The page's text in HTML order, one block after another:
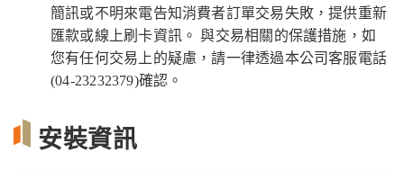
簡訊或不明來電告知消費者訂單交易失敗，提供重新
匯款或線上刷卡資訊。 與交易相關的保護措施，如
您有任何交易上的疑慮，請一律透過本公司客服電話
(04-23232379)確認。
安裝資訊